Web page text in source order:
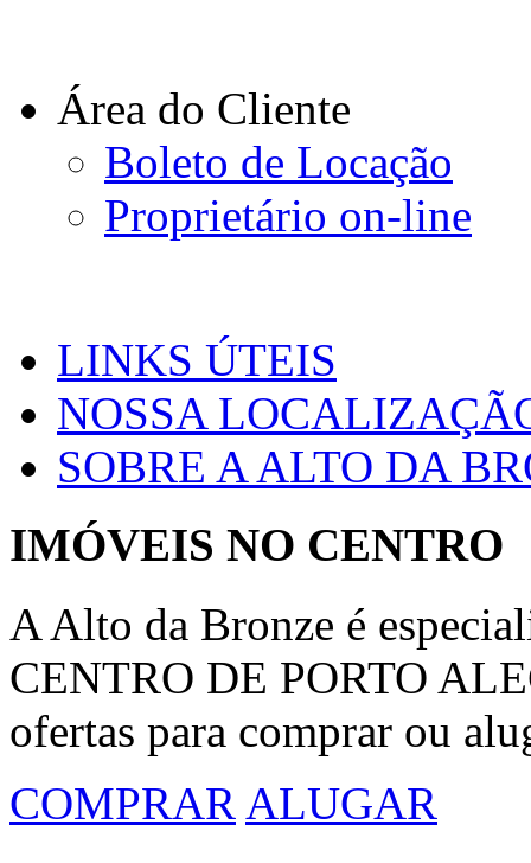
Área do Cliente
Boleto de Locação
Proprietário on-line
LINKS ÚTEIS
NOSSA
SOBRE A ALTO DA
IMÓVEIS NO CENTRO
A Alto da Bronze é
CENTRO DE PORTO
ofertas para comprar ou
COMPRAR ALUGAR